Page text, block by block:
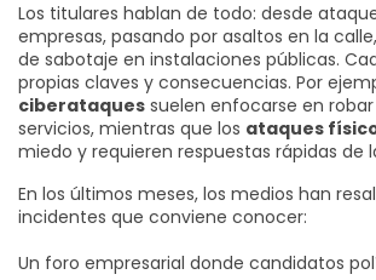
Los titulares hablan de todo: desde
empresas, pasando por asaltos en la
de sabotaje en instalaciones públicas.
propias claves y consecuencias. Por
ciberataques suelen enfocarse en
servicios, mientras que los ataques
miedo y requieren respuestas rápidas de
En los últimos meses, los medios han
incidentes que conviene conocer:
Un foro empresarial donde candidatos